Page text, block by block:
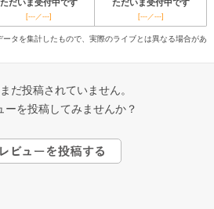
ただいま受付中です ただいま受付中です
[---／---] [---／---]
タを集計したもので、実際のライブとは異なる場合があ
だ投稿されていません。
ーを投稿してみませんか？